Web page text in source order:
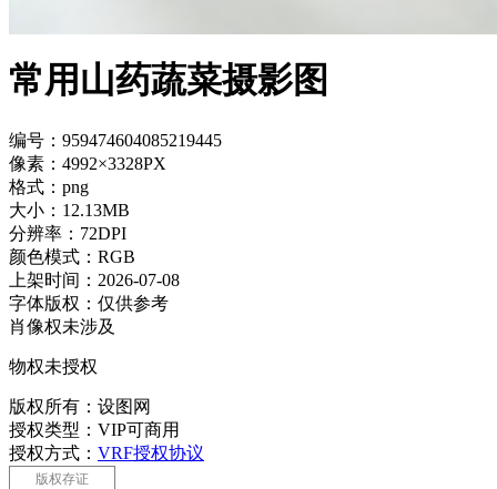
常用山药蔬菜摄影图
编号：959474604085219445
像素：4992×3328PX
格式：png
大小：12.13MB
分辨率：72DPI
颜色模式：RGB
上架时间：2026-07-08
字体版权：仅供参考
肖像权未涉及
物权未授权
版权所有：设图网
授权类型：VIP可商用
授权方式： VRF授权协议
版权存证